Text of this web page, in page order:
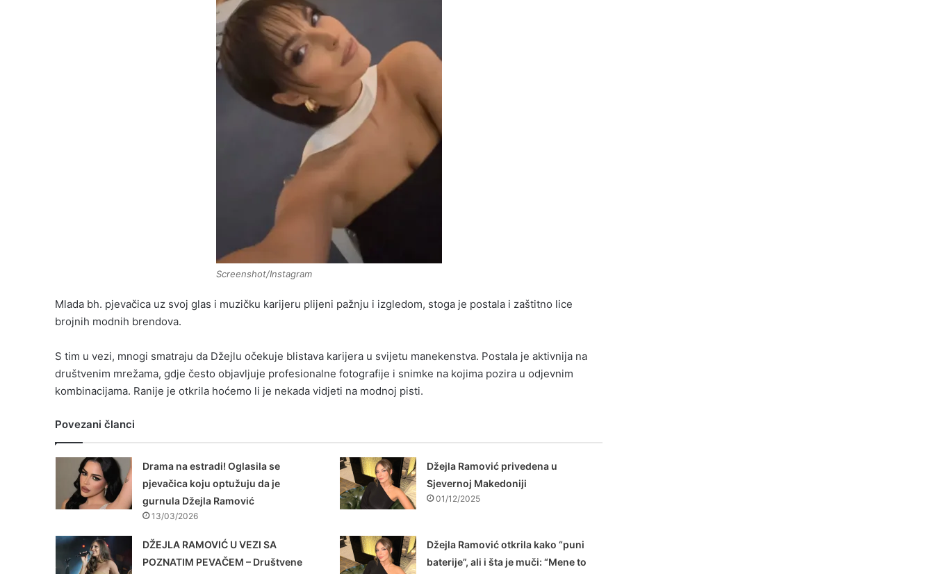
Screenshot/Instagram
Mlada bh. pjevačica uz svoj glas i muzičku karijeru plijeni pažnju i izgledom, stoga je postala i zaštitno lice
brojnih modnih brendova.
S tim u vezi, mnogi smatraju da Džejlu očekuje blistava karijera u svijetu manekenstva. Postala je aktivnija na
društvenim mrežama, gdje često objavljuje profesionalne fotografije i snimke na kojima pozira u odjevnim
kombinacijama. Ranije je otkrila hoćemo li je nekada vidjeti na modnoj pisti.
Povezani članci
Drama na estradi! Oglasila se
pjevačica koju optužuju da je
gurnula Džejla Ramović
13/03/2026
Džejla Ramović privedena u
Sjevernoj Makedoniji
01/12/2025
DŽEJLA RAMOVIĆ U VEZI SA
POZNATIM PEVAČEM – Društvene
Džejla Ramović otkrila kako “puni
baterije”, ali i šta je muči: “Mene to